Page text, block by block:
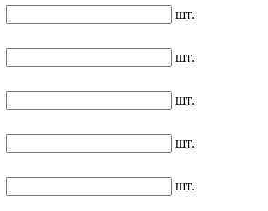
шт.
шт.
шт.
шт.
шт.